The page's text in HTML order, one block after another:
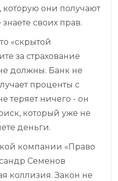
они получают
знаете своих прав.
«скрытой
за страхование
должны. Банк не
проценты с
теряет ничего - он
который уже не
деньги.
компании «Право
Семенов
коллизия. Закон не